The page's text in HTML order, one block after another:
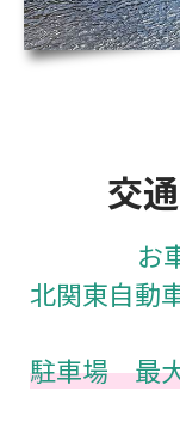
交
お
北関東自動
駐車場 最